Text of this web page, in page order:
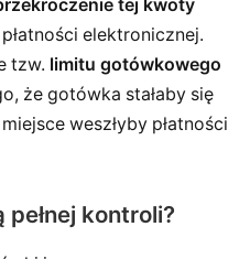
tej kwoty
elektronicznej.
tzw. limitu gotówkowego
że gotówka stałaby się
weszłyby płatności
kontroli?